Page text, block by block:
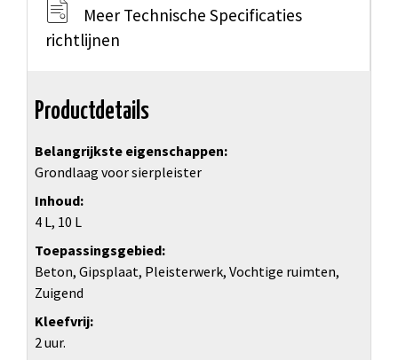
Meer Technische Specificaties
richtlijnen
Productdetails
Belangrijkste eigenschappen
Grondlaag voor sierpleister
Inhoud
4 L, 10 L
Toepassingsgebied
Beton, Gipsplaat, Pleisterwerk, Vochtige ruimten,
Zuigend
Kleefvrij
2 uur.